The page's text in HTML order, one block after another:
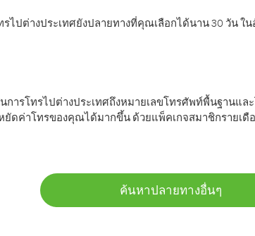
ไปต่างประเทศยังปลายทางที่คุณเลือกได้นาน 30 วัน ใ
ารโทรไปต่างประเทศถึงหมายเลขโทรศัพท์พื้นฐานแ
ดค่าโทรของคุณได้มากขึ้น ด้วยแพ็คเกจสมาชิกรายเดื
ค้นหาปลายทางอื่นๆ